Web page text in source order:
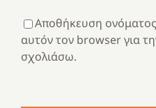
Αποθήκευση
αυτόν τον browser για
σχολιάσω.